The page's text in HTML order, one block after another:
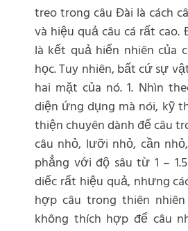
treo trong câu Đài là cách
và hiệu quả câu cá rất
là kết quả hiển nhiên của
học. Tuy nhiên, bất cứ sự
hai mặt của nó. 1. Nhìn
diện ứng dụng mà nói, kỹ
thiện chuyên dành để câu
câu nhỏ, lưỡi nhỏ, cần
phẳng với độ sâu từ 1 –
diếc rất hiệu quả, nhưng
hợp câu trong thiên
không thích hợp để câu